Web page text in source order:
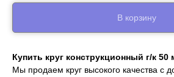
В корзину
Купить круг конструкционный г/к
Мы продаем круг высокого качества с